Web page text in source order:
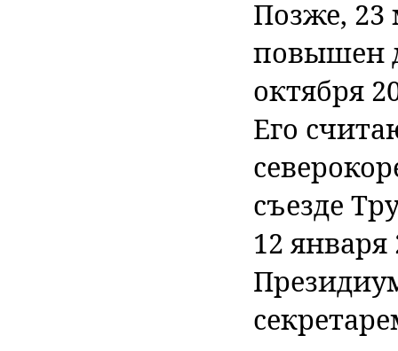
Позже, 23
повышен
октября
Его
съезде
12